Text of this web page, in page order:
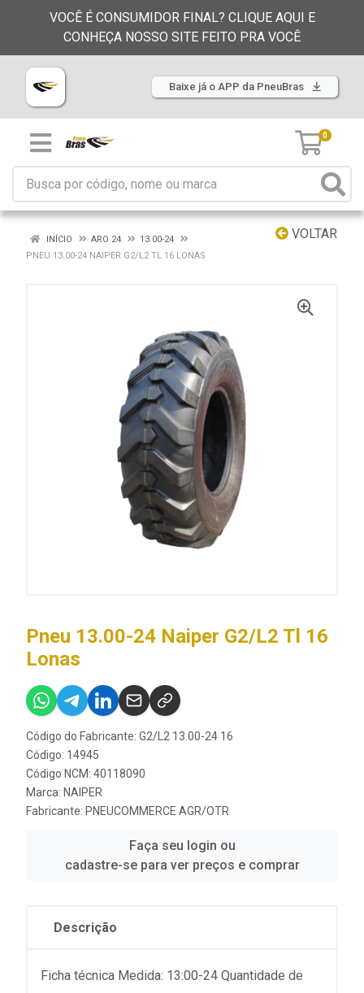
VOCÊ É CONSUMIDOR FINAL? CLIQUE AQUI E
CONHEÇA NOSSO SITE FEITO PRA VOCÊ
Baixe já o APP da PneuBras
0
VOLTAR
INÍCIO ARO 24
13.00-24
PNEU 13.00-24 NAIPER G2/L2 TL 16 LONAS
Pneu 13.00-24 Naiper G2/L2 Tl 16
Lonas
Código do Fabricante: G2/L2 13.00-24 16
Código: 14945
Código NCM: 40118090
Marca: NAIPER
Fabricante: PNEUCOMMERCE AGR/OTR
Faça seu login ou
cadastre-se para ver preços e comprar
Descrição
Ficha técnica Medida: 13:00-24 Quantidade de